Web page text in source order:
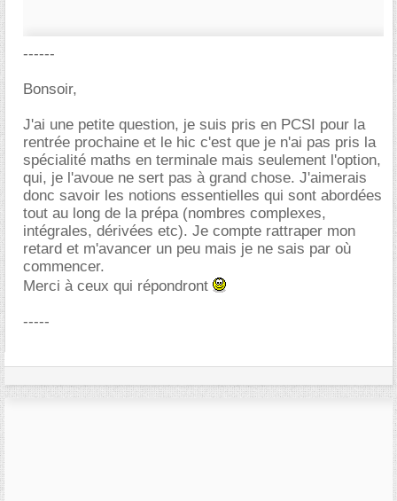
------
Bonsoir,
J'ai une petite question, je suis pris en PCSI pour la
rentrée prochaine et le hic c'est que je n'ai pas pris la
spécialité maths en terminale mais seulement l'option,
qui, je l'avoue ne sert pas à grand chose. J'aimerais
donc savoir les notions essentielles qui sont abordées
tout au long de la prépa (nombres complexes,
intégrales, dérivées etc). Je compte rattraper mon
retard et m'avancer un peu mais je ne sais par où
commencer.
Merci à ceux qui répondront
-----